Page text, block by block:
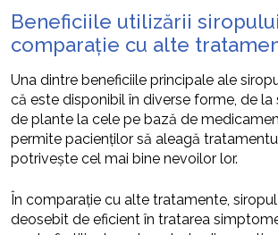
Beneficiile utilizării
comparație cu alte
Una dintre beneficiile principale ale
că este disponibil în diverse forme, de la
de plante la cele pe bază de
permite pacienților să aleagă
potrivește cel mai bine nevoilor lor.
În comparație cu alte tratamente,
deosebit de eficient în tratarea